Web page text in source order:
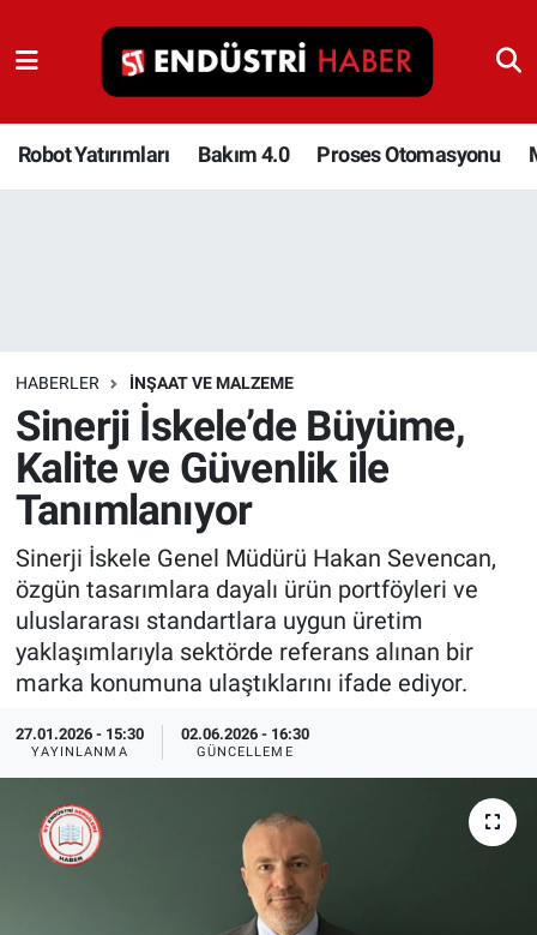
Robot Yatırımları Bakım 4.0 Proses Otomasyonu
HABERLER İNŞAAT VE MALZEME
Sinerji İskele’de Büyüme,
Kalite ve Güvenlik ile
Tanımlanıyor
Sinerji İskele Genel Müdürü Hakan Sevencan,
özgün tasarımlara dayalı ürün portföyleri ve
uluslararası standartlara uygun üretim
yaklaşımlarıyla sektörde referans alınan bir
marka konumuna ulaştıklarını ifade ediyor.
27.01.2026 - 15:30
YAYINLANMA
02.06.2026 - 16:30
GÜNCELLEME
Robot Yatırımları
Bakım 4.0
Depolama Çözümleri
İnşaat ve Malzeme
HaberOrtak
EndüstriST
Enerjisini Üreten Fabrikalar
Endüstri 4.0 Uygulamaları
Ağır Sanayi Çözümleri